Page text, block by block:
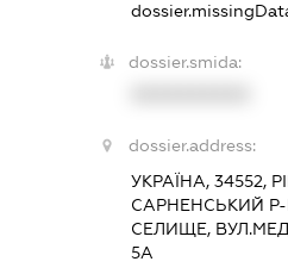
dossier.smida:
dossier.address:
УКРАЇНА, 34552,
САРНЕНСЬКИЙ
СЕЛИЩЕ,
5А